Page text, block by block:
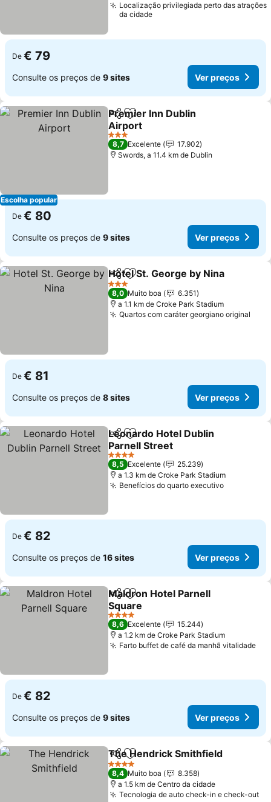
Localização privilegiada perto das atrações
da cidade
De € 79
Consulte os preços de 9 sites Ver preços
Escolha popular
PartilharAdicionar aos favoritos
Premier Inn Dublin
Airport
Ver preços
3 Estrelas
8,7 Excelente
17.902
Swords, a 11.4 km de Dublin
De € 80
Consulte os preços de 9 sites Ver preços
PartilharAdicionar aos favoritos
Hotel St. George by Nina
3 Estrelas
8,0 Muito boa
6.351
a 1.1 km de Croke Park Stadium
Quartos com caráter georgiano original
De € 81
Consulte os preços de 8 sites Ver preços
PartilharAdicionar aos favoritos
Leonardo Hotel Dublin
Parnell Street
Ver preços
4 Estrelas
8,5 Excelente
25.239
a 1.3 km de Croke Park Stadium
Benefícios do quarto executivoVer
De € 82
Consulte os preços de 16 sites Ver preços
PartilharAdicionar aos favoritos
Maldron Hotel Parnell
Square
Ver preços
4 Estrelas
8,6 Excelente
15.244
a 1.2 km de Croke Park Stadium
Farto buffet de café da manhã vitalidade
De € 82
Consulte os preços de 9 sites Ver preços
PartilharAdicionar aos favoritos
The Hendrick Smithfield
4 Estrelas
8,4 Muito boa
8.358
a 1.5 km de Centro da cidade
Tecnologia de auto check-in e check-out